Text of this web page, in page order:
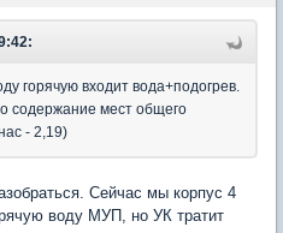
горячую входит вода+подогрев.
содержание мест общего
- 2,19)
Сейчас мы корпус 4
воду МУП, но УК тратит